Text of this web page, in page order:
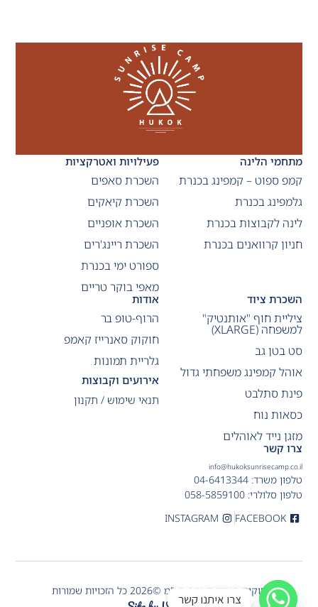
מתחמי הלינה
קמפ ספוט – קמפינג בכנרת
גלמפינג בכנרת
לינה לקבוצות בכנרת
חניון קרוואנים בכנרת
פעילויות ואטרקציות
השכרת סאפים
השכרת קיאקים
השכרת אופניים
השכרת ריינג'רים
ספורט ימי בכנרת
מאפי בוקר טריים
השכרת ציוד
ציליית חוף "אותנטיק"
למשפחה (XLARGE)
סט בטן גב
אוהל קמפינג משפחתי גדול
פינת סתלבט
כסאות נוח
מזגן נייד לאוהלים
אודות
הרוף-טופ בר
חוקוק סאנרייז קאמפ
גלריית תמונות
אירועים וקבוצות
תנאי שימוש / תקנון
צרו קשר
info@hukoksunrisecamp.co.il
טלפון משרד: 04-6413344
טלפון סלולרי: 058-5859100
FACEBOOK
INSTAGRAM
חוקוק סנרייז קאמפ בע"מ ©2026 כל הזכויות שמורות
צרו איתנו קשר